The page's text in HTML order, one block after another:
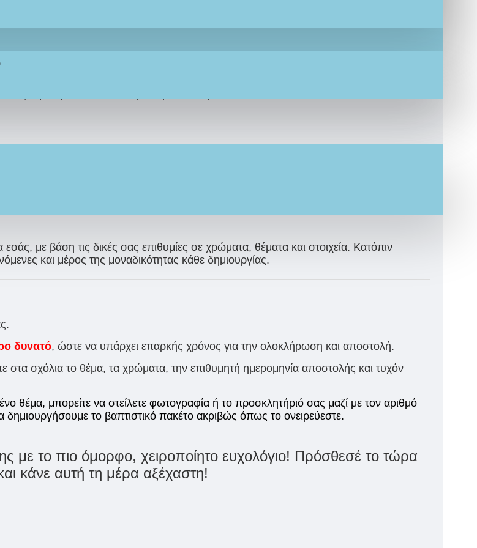
λεπτομέρειες που σίγουρα θα ενθουσιάσει μικρούς και μεγάλους.
πακέτο των ονείρων σας!
Είμαστε εδώ για να δημιουργήσουμε το πιο παραμυθένιο ΣΕΤ ΒΑΠΤΙΣΗΣ,
σας θησαυρό και συνδυασμένο με ανάλογο ΒΙΒΛΙΟ ΕΥΧΩΝ!
εσάς, με βάση τις δικές σας επιθυμίες σε χρώματα, θέματα και στοιχεία. Κατόπιν
και μέρος της μοναδικότητας κάθε δημιουργίας.
δυνατό, ώστε να υπάρχει επαρκής χρόνος για την ολοκλήρωση και αποστολή.
σχόλια το θέμα, τα χρώματα, την επιθυμητή ημερομηνία αποστολής και τυχόν
θέμα, μπορείτε να στείλετε φωτογραφία ή το προσκλητήριό σας μαζί με τον αριθμό
δημιουργήσουμε το βαπτιστικό πακέτο ακριβώς όπως το ονειρεύεστε.
με το πιο όμορφο, χειροποίητο ευχολόγιο! Πρόσθεσέ το τώρα
κάνε αυτή τη μέρα αξέχαστη!